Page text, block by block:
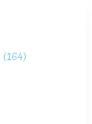
(164)